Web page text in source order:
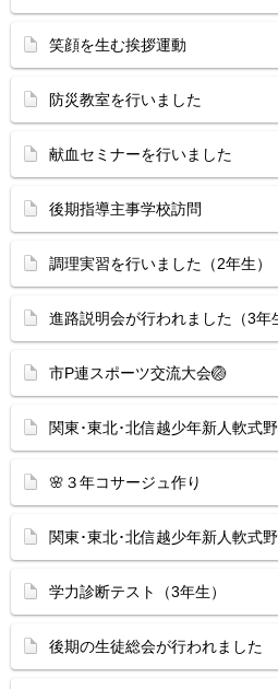
笑顔を生む挨拶運動
防災教室を行いました
献血セミナーを行いました
後期指導主事学校訪問
調理実習を行いました（2年生）
進路説明会が行われました（3年
市P連スポーツ交流大会🏐
関東･東北･北信越少年新人軟式
🌸３年コサージュ作り
関東･東北･北信越少年新人軟式
学力診断テスト（3年生）
後期の生徒総会が行われました